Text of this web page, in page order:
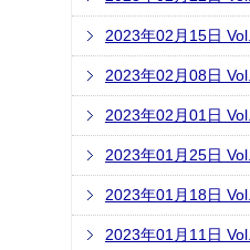
2023年02月15日
2023年02月08日
2023年02月01日
2023年01月25日
2023年01月18日
2023年01月11日